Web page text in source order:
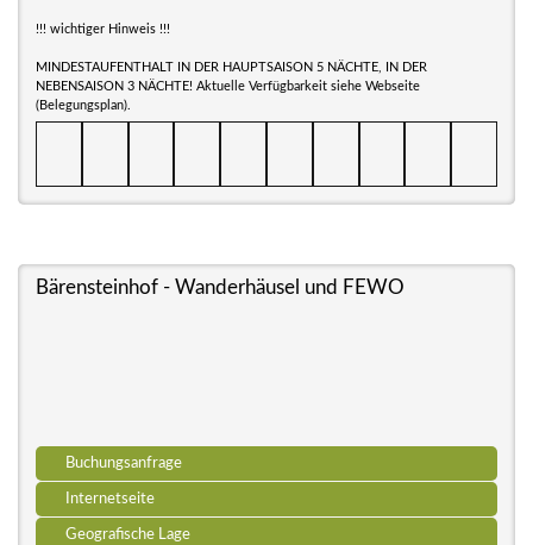
!!! wichtiger Hinweis !!!
MINDESTAUFENTHALT IN DER HAUPTSAISON 5 NÄCHTE, IN DER
NEBENSAISON 3 NÄCHTE! Aktuelle Verfügbarkeit siehe Webseite
(Belegungsplan).
Bärensteinhof - Wanderhäusel und FEWO
Buchungsanfrage
Internetseite
Geografische Lage